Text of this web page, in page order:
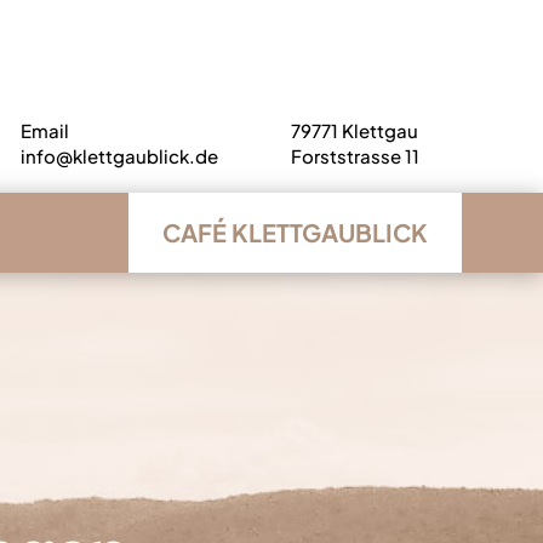
Email
info@klettgaublick.de
79771 Klettgau
Forststrasse 11
CAFÉ KLETTGAUBLICK